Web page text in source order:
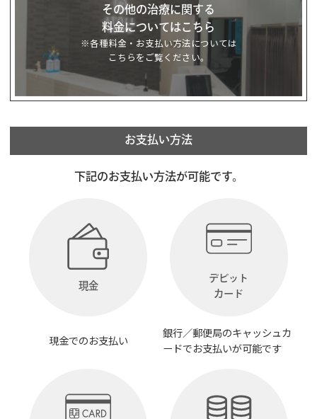
その他の治療に関する
料金についてはこちら
※各種料金・お支払い方法については
こちらをご覧ください。
お支払い方法
下記のお支払い方法が可能です。
現金
現金でのお支払い
デビット
カード
銀行／郵便局のキャッシュカ
ードでお支払いが可能です